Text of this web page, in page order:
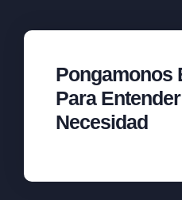
Pongamonos
Para
Necesidad